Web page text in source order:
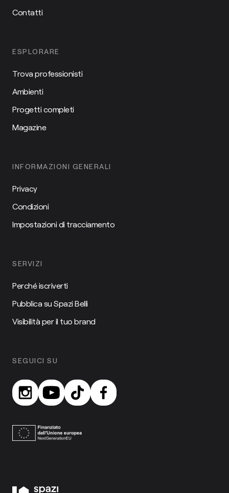
Contatti
ESPLORARE
Trova professionisti
Ambienti
Progetti completi
Magazine
INFORMAZIONI GENERALI
Privacy
Condizioni
Impostazioni di tracciamento
SERVIZI
Perché iscriverti
Pubblica su Spazi Belli
Visibilità per il tuo brand
SEGUICI SU